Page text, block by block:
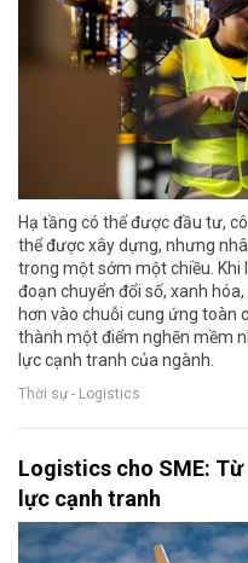
Hạ tầng có thể được đầu tư,
thể được xây dựng, nhưng
trong một sớm một chiều. Khi
đoạn chuyển đổi số, xanh
hơn vào chuỗi cung ứng toàn
thành một điểm nghẽn mềm
lực cạnh tranh của ngành.
Thời sự - Logistics
Logistics cho SME:
lực cạnh tranh